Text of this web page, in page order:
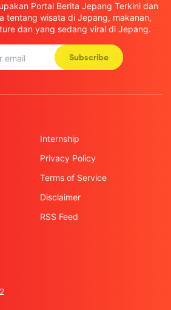
Portal Berita Jepang Terkini dan
tentang wisata di Jepang, makanan,
dan yang sedang viral di Jepang.
Subscribe
Internship
Privacy Policy
Terms of Service
Disclaimer
RSS Feed